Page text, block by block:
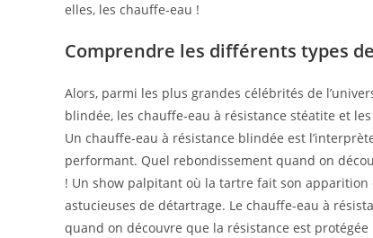
elles, les chauffe-eau !
Comprendre les différents types
Alors, parmi les plus grandes célébrités de
blindée, les chauffe-eau à résistance stéatite et
Un chauffe-eau à résistance blindée est
performant. Quel rebondissement quand on
! Un show palpitant où la tartre fait son
astucieuses de détartrage. Le chauffe-eau à
quand on découvre que la résistance est